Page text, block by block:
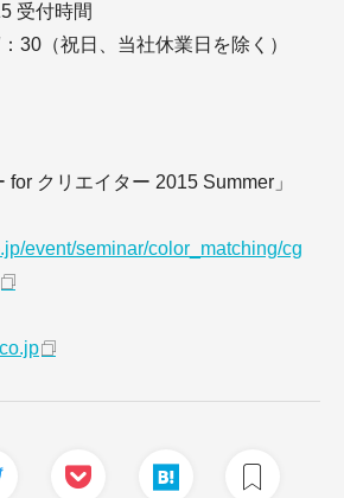
受付時間
30（祝日、当社休業日を除く）
for クリエイター 2015 Summer」
event/seminar/color_matching/cg